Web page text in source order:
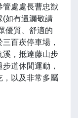
管處處長曹忠猷
(如有遺漏敬請
優質、舒適的
百崁停車場，
溪，抵達藤山步
道休閒運動，
，以及非常多屬